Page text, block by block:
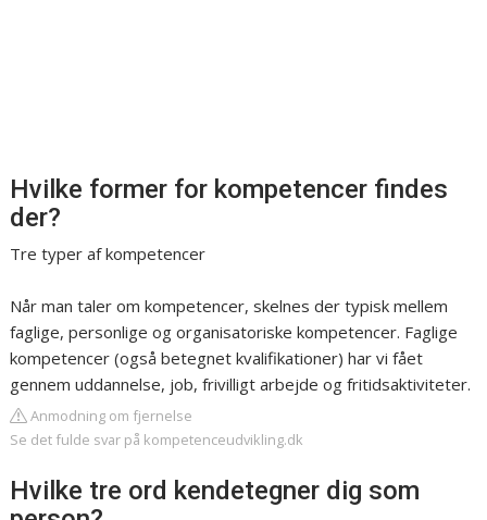
Hvilke former for kompetencer findes
der?
Tre typer af kompetencer
Når man taler om kompetencer, skelnes der typisk mellem
faglige, personlige og organisatoriske kompetencer. Faglige
kompetencer (også betegnet kvalifikationer) har vi fået
gennem uddannelse, job, frivilligt arbejde og fritidsaktiviteter.
Anmodning om fjernelse
Se det fulde svar på kompetenceudvikling.dk
Hvilke tre ord kendetegner dig som